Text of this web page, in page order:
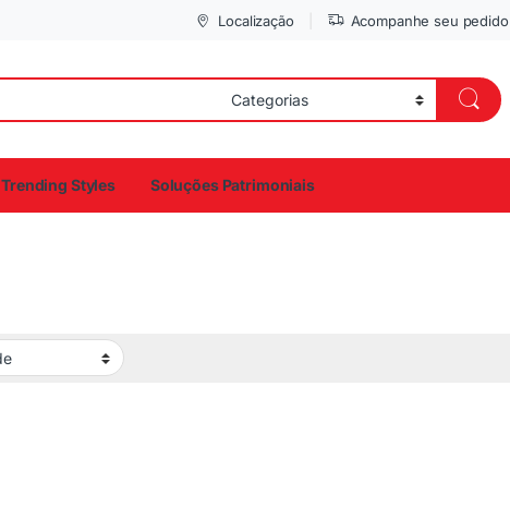
Localização Acompanhe seu pedido
Trending Styles Soluções Patrimoniais